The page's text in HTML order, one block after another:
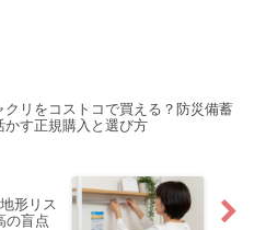
クリをコストコで買える？防災備蓄
かす正規購入と選び方
形リス
の盲点